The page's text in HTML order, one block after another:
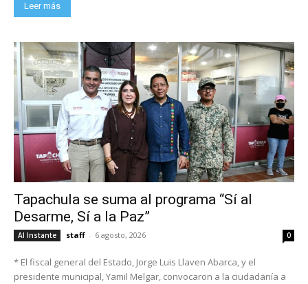
Leer más
Tapachula se suma al programa “Sí al
Desarme, Sí a la Paz”
Al Instante staff - 6 agosto, 2026 0
* El fiscal general del Estado, Jorge Luis Llaven Abarca, y el
presidente municipal, Yamil Melgar, convocaron a la ciudadanía a